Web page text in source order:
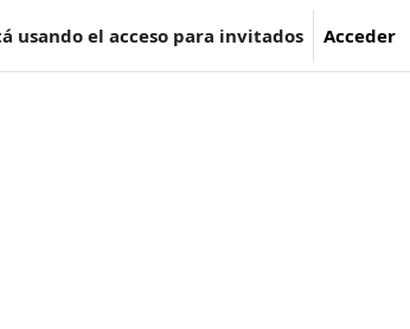
usando el acceso para invitados Acceder